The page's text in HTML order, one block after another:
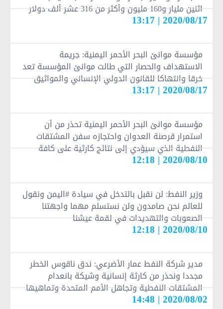
اثنين مليار و160 مليون وأكثر من 316 عشر ألف دولار
منذ بداية العدوان
2020/08/17 | 13:17
مؤسسة موانئ البحر الأحمر اليمنية: جريمة
الاستهداف والحصار التي طالت موانئ المؤسسة تعد
خرقا وانتهاكا للقانون الدولي الإنساني والمواثيق
الدولية المتعارف عليها
2020/08/17 | 13:17
مؤسسة موانئ البحر الأحمر اليمنية تحذر من أن
استمرار قرصنة العدوان واحتجازه سفن المشتقات
النفطية الذي سيؤدي إلى نتائج كارثية على كافة
القطاعات الخدمية
2020/08/10 | 12:18
وزير النفط: لن نقبل بالتدخل في سيادة #اليمن ونقول
للعالم نحن صامدون ولن نستسلم مهما واجهتنا
الصعوبات والتهديدات في لقمة عيشنا
2020/08/10 | 12:18
مدير شركة النفط عمار الأضرعي: ندق ناقوس الخطر
مجددا ونحذر من كارثة إنسانية وشيكة بانعدام
المشتقات النفطية وتجاهل الأمم المتحدة وتماهيها
مع دول العدوان
2020/08/02 | 14:48